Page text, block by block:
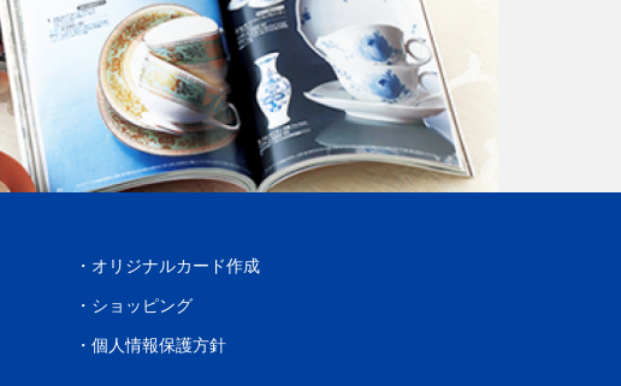
オリジナルカード作成
ショッピング
個人情報保護方針